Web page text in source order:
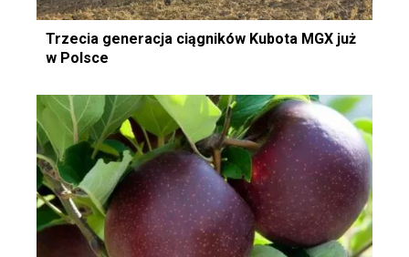
Trzecia generacja ciągników Kubota MGX już
w Polsce